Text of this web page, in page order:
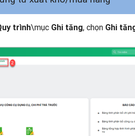
trình\mục Ghi tăng, chọn Ghi